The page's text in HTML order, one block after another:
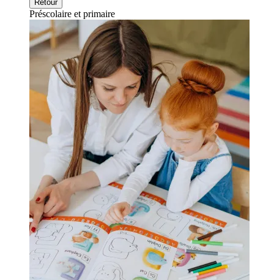
Retour
Préscolaire et primaire